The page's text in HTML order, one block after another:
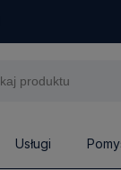
Usługi